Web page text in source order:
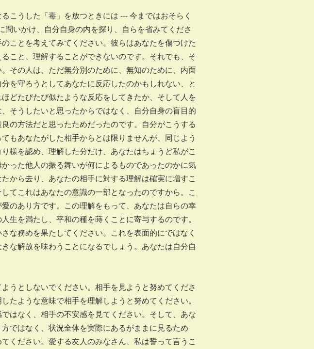
こうした「毒」を放つときには --- 今まではおそらく
いかけ、自分自身の内を探り、自らを省みてくださ
ことを考えてみてください。彼らはあなたを傷つけた
こと、理解することができないのです。それでも、そ
その人は、ただ無分別のために、無知のために、内面
を守ろうとしてあなたに反応したのかもしれない、と
どたびたび似たような反応をしてきたか、そして人を
そうしたいと思ったからではなく、自分自身の盲目的
の方法だと思ったためだったのです。自分がこうする
もあなたがした相手からとは限りませんが、同じよう
様を認め、理解した分だけ、あなたはちょうど私がこ
った他人の振る舞いが何によるものであったのかに気
から去り、あなたの相手に対する理解は確実に増すこ
てこれはあなたの意識の一部となったのですから。こ
のあり方です。この理解をもって、あなたは自らの幸
生を満たし、平和の種を蒔くことに寄与するのです。
な務めを果たしてください。これを表面的にではなく
な解放を味わうことになるでしょう。あなたは自分自
うとしないでください。相手を見ようと努めてくださ
たような意味で相手を理解しようと努めてください。
はなく、相手の不安感を見てください。そして、あな
ではなく、状況全体を実際にあるがままに見るため
ください。愛する友人のみなさん、私は誓って言うこ